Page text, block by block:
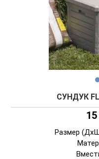
СУНДУК
Размер